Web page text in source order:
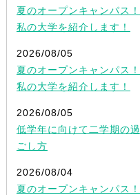
夏のオープンキャンパス！
私の大学を紹介します！
2026/08/05
夏のオープンキャンパス！
私の大学を紹介します！
2026/08/05
低学年に向けて二学期の過
ごし方
2026/08/04
夏のオープンキャンパス！